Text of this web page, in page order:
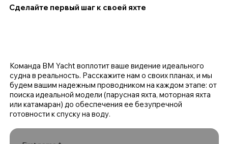
Сделайте первый шаг к своей яхте
Команда BM Yacht воплотит ваше видение идеального
судна в реальность. Расскажите нам о своих планах, и мы
будем вашим надежным проводником на каждом этапе: от
поиска идеальной модели (парусная яхта, моторная яхта
или катамаран) до обеспечения ее безупречной
готовности к спуску на воду.